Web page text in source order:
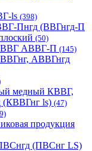
ls (398)
Пнгд (ВВГнгд-П
(50)
АВВГ-П (145)
АВВГнгд
медный КВВГ,
(КВВГнг ls) (47)
продукция
(ПВСнг LS)